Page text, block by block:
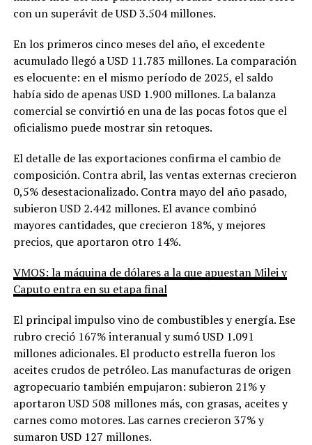
con un superávit de USD 3.504 millones.
En los primeros cinco meses del año, el excedente
acumulado llegó a USD 11.783 millones. La comparación
es elocuente: en el mismo período de 2025, el saldo
había sido de apenas USD 1.900 millones. La balanza
comercial se convirtió en una de las pocas fotos que el
oficialismo puede mostrar sin retoques.
El detalle de las exportaciones confirma el cambio de
composición. Contra abril, las ventas externas crecieron
0,5% desestacionalizado. Contra mayo del año pasado,
subieron USD 2.442 millones. El avance combinó
mayores cantidades, que crecieron 18%, y mejores
precios, que aportaron otro 14%.
VMOS: la máquina de dólares a la que apuestan Milei y
Caputo entra en su etapa final
El principal impulso vino de combustibles y energía. Ese
rubro creció 167% interanual y sumó USD 1.091
millones adicionales. El producto estrella fueron los
aceites crudos de petróleo. Las manufacturas de origen
agropecuario también empujaron: subieron 21% y
aportaron USD 508 millones más, con grasas, aceites y
carnes como motores. Las carnes crecieron 37% y
sumaron USD 127 millones.